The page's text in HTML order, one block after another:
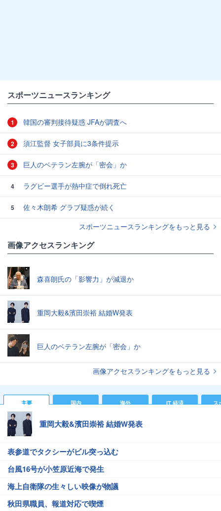
スポーツニュースランキング
1 韓国の審判接待疑惑 JFAが調査へ
2 須江監督 女子部員に3条件提示
3 巨人のベテラン左腕が「密会」か
4 ラグビー選手が熱中症で倒れ死亡
5
佐々木朗希 グラブ疑惑が続く
スポーツニュースランキングをもっと見る
画像アクセスランキング
森喜朗氏の「影響力」が減退か
重岡大毅&濱田崇裕 結婚W発表
巨人のベテラン左腕が「密会」か
画像アクセスランキングをもっと見る
主要 国内 海外 IT 経済 ス
重岡大毅&濱田崇裕 結婚W発表
表参道でタクシーがビル突っ込む
台風16号が小笠原近海で発生
海上自衛隊の生々しい映像が物議
秋田県職員、報道対応で喫煙